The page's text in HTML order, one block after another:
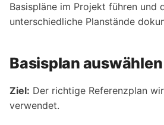
Basispläne im Projekt führen und
unterschiedliche Planstände
Basisplan auswählen
Ziel: Der richtige Referenzplan
verwendet.